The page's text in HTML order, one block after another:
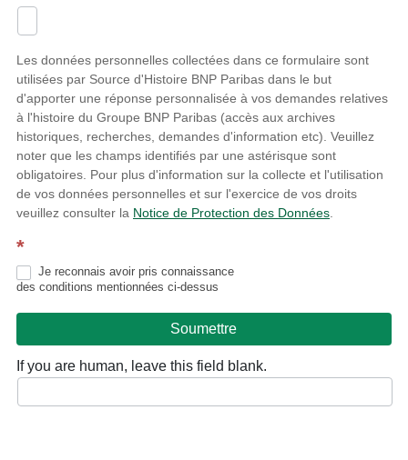
Les données personnelles collectées dans ce formulaire sont
utilisées par Source d'Histoire BNP Paribas dans le but
d'apporter une réponse personnalisée à vos demandes relatives
à l'histoire du Groupe BNP Paribas (accès aux archives
historiques, recherches, demandes d'information etc). Veuillez
noter que les champs identifiés par une astérisque sont
obligatoires. Pour plus d'information sur la collecte et l'utilisation
de vos données personnelles et sur l'exercice de vos droits
veuillez consulter la Notice de Protection des Données.
*
Je reconnais avoir pris connaissance
des conditions mentionnées ci-dessus
Soumettre
If you are human, leave this field blank.